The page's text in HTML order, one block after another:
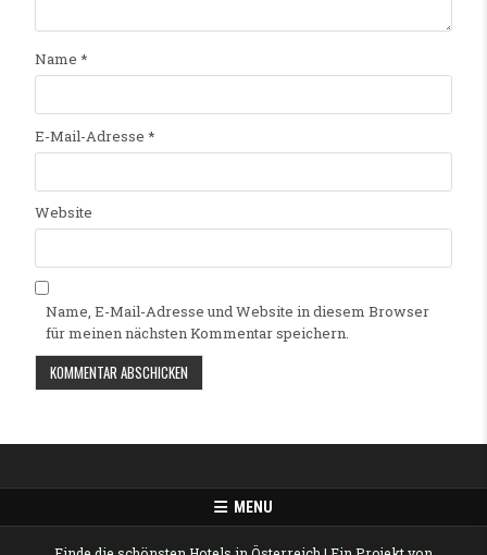
Name *
E-Mail-Adresse *
Website
Name, E-Mail-Adresse und Website in diesem Browser
für meinen nächsten Kommentar speichern.
MENU